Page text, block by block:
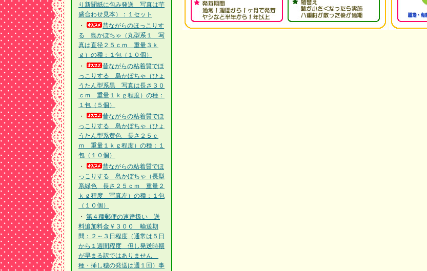
り新聞紙に包み発送 写真は芋
盛合わせ見本）：１セット
・
昔ながらのほっこりす
る 島かぼちゃ（丸型系１ 写
真は直径２５ｃｍ 重量３ｋ
ｇ）の種：１包（１０個）
・
昔ながらの粘着質でほ
っこりする 島かぼちゃ（ひょ
うたん型系黒 写真は長さ３０
ｃｍ 重量１ｋｇ程度）の種：
１包（５個）
・
昔ながらの粘着質でほ
っこりする 島かぼちゃ（ひょ
うたん型系黄色 長さ２５ｃ
ｍ 重量１ｋｇ程度）の種：１
包（１０個）
・
昔ながらの粘着質でほ
っこりする 島かぼちゃ（長型
系緑色 長さ２５ｃｍ 重量２
ｋｇ程度 写真左）の種：１包
（１０個）
・ 第４種郵便の速達扱い 送
料追加料金￥３００ 輸送期
間：２～３日程度（通常は５日
から１週間程度 但し発送時期
が早まる訳ではありません
種・挿し穂の発送は週１回）事